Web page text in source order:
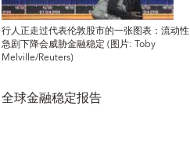
行人正走过代表伦敦股市的一张图表：流动性
急剧下降会威胁金融稳定 (图片: Toby
Melville/Reuters)
全球金融稳定报告